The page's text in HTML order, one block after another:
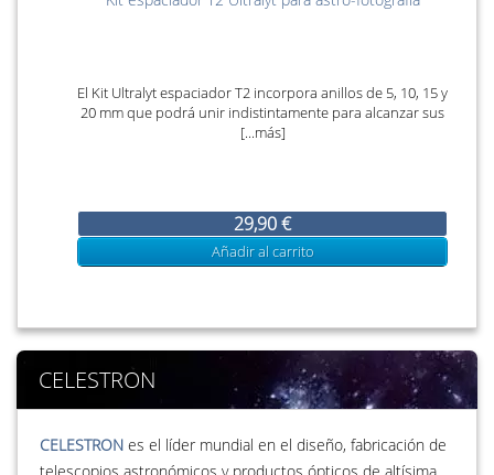
El Kit Ultralyt espaciador T2 incorpora anillos de 5, 10, 15 y
20 mm que podrá unir indistintamente para alcanzar sus
[...más]
29,90 €
Añadir al carrito
CELESTRON
CELESTRON es el líder mundial en el diseño, fabricación de